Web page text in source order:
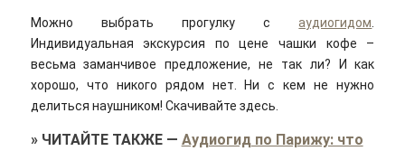
Можно выбрать прогулку саудиогидом
Индивидуальная экскурсия по цене чашки кофе –
весьма заманчивое предложение, не так ли? И как
хорошо, что никого рядом нет. Ни с кем не нужно
делиться наушником! Скачивайте здесь.
» ЧИТАЙТЕ ТАКЖЕ— Аудиогид по Парижу: что